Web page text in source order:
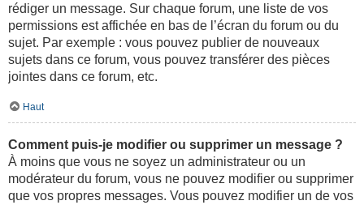
rédiger un message. Sur chaque forum, une liste de vos
permissions est affichée en bas de l’écran du forum ou du
sujet. Par exemple : vous pouvez publier de nouveaux
sujets dans ce forum, vous pouvez transférer des pièces
jointes dans ce forum, etc.
Haut
Comment puis-je modifier ou supprimer un message ?
À moins que vous ne soyez un administrateur ou un
modérateur du forum, vous ne pouvez modifier ou supprimer
que vos propres messages. Vous pouvez modifier un de vos